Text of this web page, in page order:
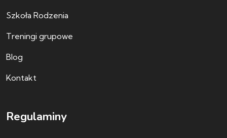
Szkoła Rodzenia
Treningi grupowe
Blog
Kontakt
Regulaminy